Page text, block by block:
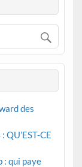
des
QU’EST-CE
: qui paye